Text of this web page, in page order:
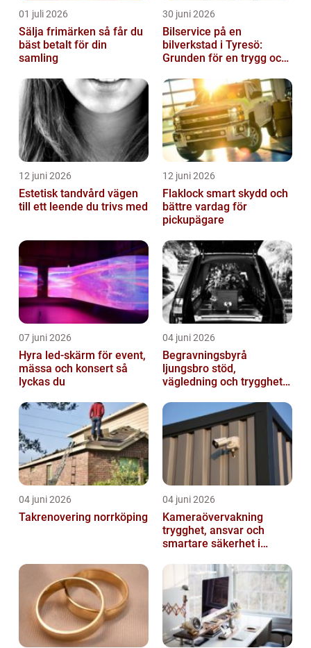
01 juli 2026
Sälja frimärken så får du
bäst betalt för din
samling
30 juni 2026
Bilservice på en
bilverkstad i Tyresö:
Grunden för en trygg och
12 juni 2026
Estetisk tandvård vägen
till ett leende du trivs med
12 juni 2026
Flaklock smart skydd och
bättre vardag för
pickupägare
07 juni 2026
Hyra led-skärm för event,
mässa och konsert så
lyckas du
04 juni 2026
Begravningsbyrå
ljungsbro stöd,
vägledning och trygghet
04 juni 2026
Takrenovering norrköping
04 juni 2026
Kameraövervakning
trygghet, ansvar och
smartare säkerhet i